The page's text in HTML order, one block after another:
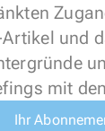
und
mit
Ihr